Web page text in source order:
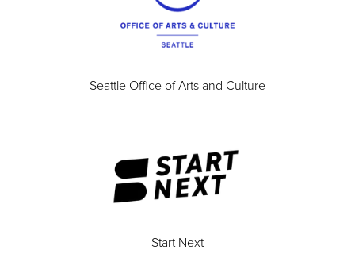
Seattle Office of Arts and Culture
Start Next